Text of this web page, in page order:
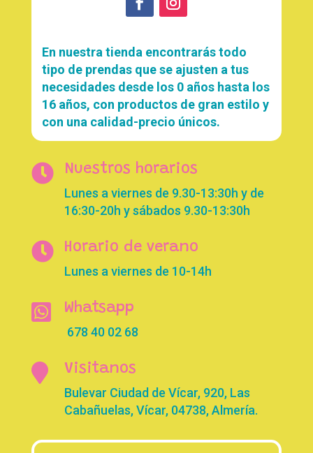
En nuestra tienda encontrarás todo
tipo de prendas que se ajusten a tus
necesidades desde los 0 años hasta los
16 años, con productos de gran estilo y
con una calidad-precio únicos.
 Nuestros horarios
Lunes a viernes de 9.30-13:30h y de
16:30-20h y sábados 9.30-13:30h
 Horario de verano
Lunes a viernes de 10-14h
 Whatsapp
678 40 02 68
 Visitanos
Bulevar Ciudad de Vícar, 920, Las
Cabañuelas, Vícar, 04738, Almería.